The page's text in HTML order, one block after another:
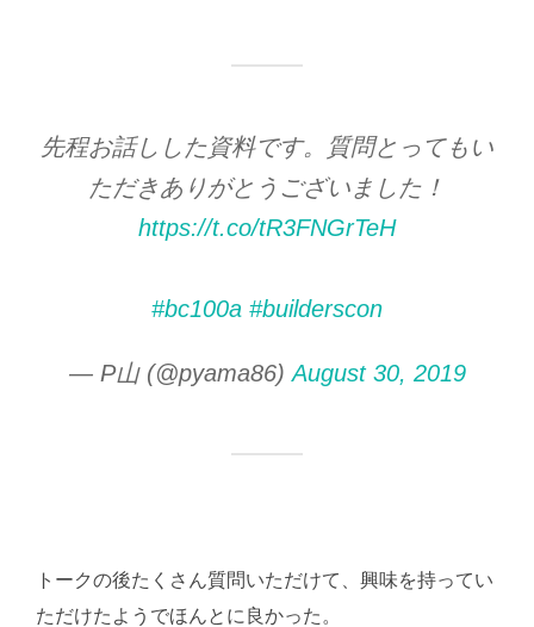
先程お話しした資料です。質問とってもい
ただきありがとうございました！
https://t.co/tR3FNGrTeH
#bc100a #builderscon
— P山 (@pyama86)August 30, 2019
トークの後たくさん質問いただけて、興味を持ってい
ただけたようでほんとに良かった。